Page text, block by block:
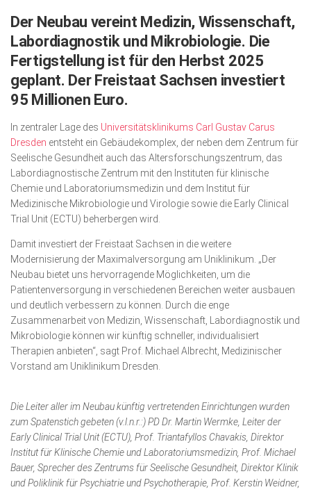
Zahn, Mund, Kiefer
Forum Gesundheit
Allgemein
Sehen
Innovationen
Kampf gegen Krebs
Hören
Lebensart
Der Neubau vereint Medizin, Wissenschaft,
Labordiagnostik und Mikrobiologie. Die
Fertigstellung ist für den Herbst 2025
geplant. Der Freistaat Sachsen investiert
95 Millionen Euro.
In zentraler Lage des Universitätsklinikums Carl Gustav Carus
Dresden entsteht ein Gebäudekomplex, der neben dem Zentrum für
Seelische Gesundheit auch das Altersforschungszentrum, das
Labordiagnostische Zentrum mit den Instituten für klinische
Chemie und Laboratoriumsmedizin und dem Institut für
Medizinische Mikrobiologie und Virologie sowie die Early Clinical
Trial Unit (ECTU) beherbergen wird.
Damit investiert der Freistaat Sachsen in die weitere
Modernisierung der Maximalversorgung am Uniklinikum. „Der
Neubau bietet uns hervorragende Möglichkeiten, um die
Patientenversorgung in verschiedenen Bereichen weiter ausbauen
und deutlich verbessern zu können. Durch die enge
Zusammenarbeit von Medizin, Wissenschaft, Labordiagnostik und
Mikrobiologie können wir künftig schneller, individualisiert
Therapien anbieten“, sagt Prof. Michael Albrecht, Medizinischer
Vorstand am Uniklinikum Dresden.
Die Leiter aller im Neubau künftig vertretenden Einrichtungen wurden
zum Spatenstich gebeten (v.l.n.r.:) PD Dr. Martin Wermke, Leiter der
Early Clinical Trial Unit (ECTU), Prof. Triantafyllos Chavakis, Direktor
Institut für Klinische Chemie und Laboratoriumsmedizin, Prof. Michael
Bauer, Sprecher des Zentrums für Seelische Gesundheit, Direktor Klinik
und Poliklinik für Psychiatrie und Psychotherapie, Prof. Kerstin Weidner,